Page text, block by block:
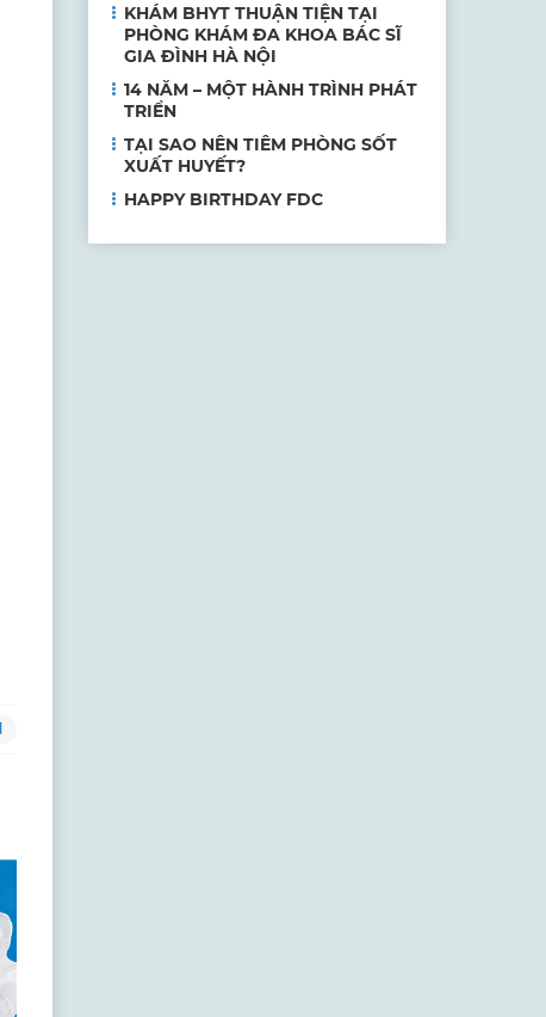
KHÁM BHYT THUẬN TIỆN TẠI
PHÒNG KHÁM ĐA KHOA BÁC SĨ
GIA ĐÌNH HÀ NỘI
14 NĂM – MỘT HÀNH TRÌNH PHÁT
TRIỂN
TẠI SAO NÊN TIÊM PHÒNG SỐT
XUẤT HUYẾT?
HAPPY BIRTHDAY FDC